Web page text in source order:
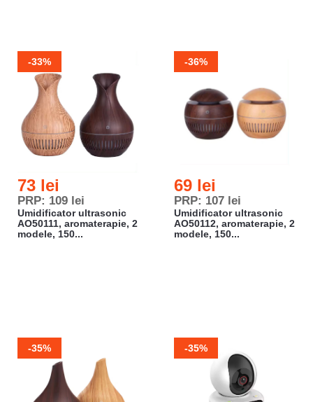
-33%
73 lei
PRP: 109 lei
Umidificator ultrasonic
AO50111, aromaterapie, 2
modele, 150...
-36%
69 lei
PRP: 107 lei
Umidificator ultrasonic
AO50112, aromaterapie, 2
modele, 150...
-35% -35%